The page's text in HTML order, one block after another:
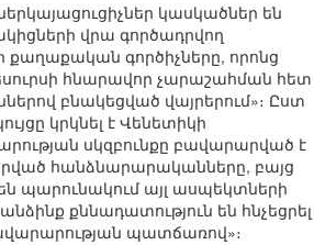
կասկածներ են
վրա գործադրվող
քաղաքական գործիչները, որոնց
հնարավոր չարաշահման հետ
բնակեցված վայրերում»։ Ըստ
կրկնել է Վենետիկի
սկզբունքը բավարարված է
հանձնարարականները, բայց
պարունակում այլ ասպեկտների
քննադատություն են հնչեցրել
պատճառով»։